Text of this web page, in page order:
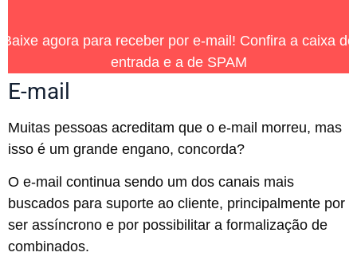
Baixe agora para receber por e-mail! Confira a caixa de
entrada e a de SPAM
E-mail
Muitas pessoas acreditam que o e-mail morreu, mas
isso é um grande engano, concorda?
O e-mail continua sendo um dos canais mais
buscados para suporte ao cliente, principalmente por
ser assíncrono e por possibilitar a formalização de
combinados.